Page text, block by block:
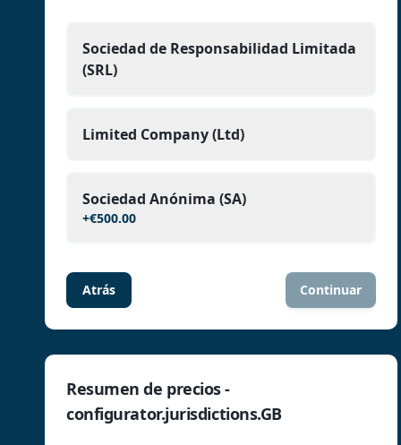
Sociedad de Responsabilidad Limitada
(SRL)
Limited Company (Ltd)
Sociedad Anónima (SA)
+€500.00
Atrás Continuar
Resumen de precios -
configurator.jurisdictions.GB